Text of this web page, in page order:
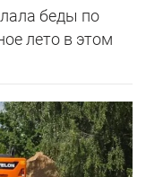
беды по
лето в этом